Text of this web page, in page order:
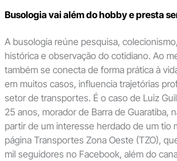
Busologia vai além do hobby e presta
A busologia reúne pesquisa,
histórica e observação do cotidiano. Ao
também se conecta de forma prática à
em muitos casos, influencia trajetórias
setor de transportes. É o caso de Luiz
25 anos, morador de Barra de Guaratiba,
partir de um interesse herdado de um tio
página Transportes Zona Oeste (TZO),
mil seguidores no Facebook, além do